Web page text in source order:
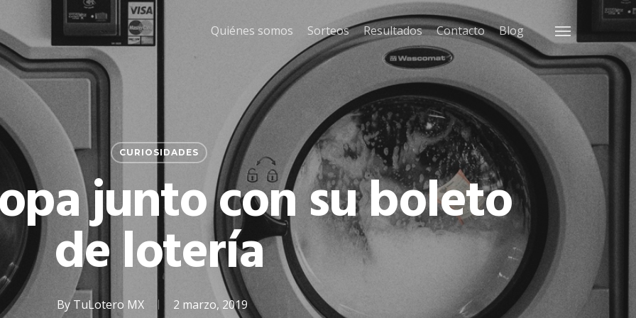
Quiénes somos Sorteos Resultados Contacto Blog Menu
CURIOSIDADES
junto con su boleto
de lotería
By TuLotero MX 2 marzo, 2019